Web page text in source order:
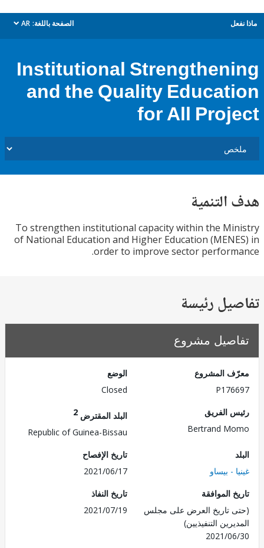
الصفحة باللغة: AR
dropdown
Institutional
and the Quality
for All
To strengthen institutional capacity within the
of National Education and Higher Education
order to improve sector
رئيسة
مشروع
المشروع
الفريق
Bertrand
البلد المقترض
Republic of Guinea-Bissau
- بيساو
تاريخ الإفصاح
2021/06/17
الموافقة
تاريخ العرض على مجلس
التنفيذيين)
2021/
تاريخ النفاذ
2021/07/19